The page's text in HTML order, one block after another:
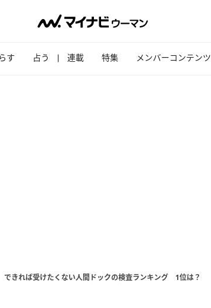
す 占う 連載 特集 メンバーコンテンツ
きれば受けたくない人間ドックの検査ランキング 1位は？